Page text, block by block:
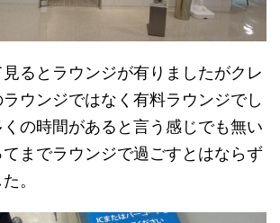
るとラウンジが有りましたがクレ
ウンジではなく有料ラウンジでし
の時間があると言う感じでも無い
までラウンジで過ごすとはならず
。